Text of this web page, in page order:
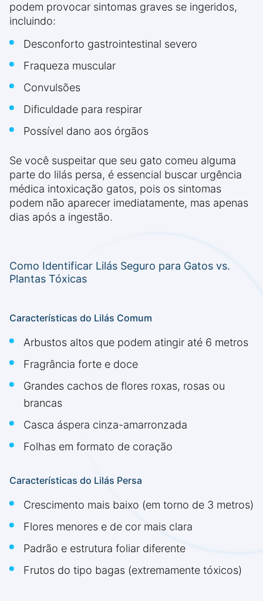
podem provocar sintomas graves se ingeridos,
incluindo:
Desconforto gastrointestinal severo
Fraqueza muscular
Convulsões
Dificuldade para respirar
Possível dano aos órgãos
Se você suspeitar que seu gato comeu alguma
parte do lilás persa, é essencial buscar urgência
médica intoxicação gatos, pois os sintomas
podem não aparecer imediatamente, mas apenas
dias após a ingestão.
Como Identificar Lilás Seguro para Gatos vs.
Plantas Tóxicas
Características do Lilás Comum
Arbustos altos que podem atingir até 6 metros
Fragrância forte e doce
Grandes cachos de flores roxas, rosas ou
brancas
Casca áspera cinza-amarronzada
Folhas em formato de coração
Características do Lilás Persa
Crescimento mais baixo (em torno de 3 metros)
Flores menores e de cor mais clara
Padrão e estrutura foliar diferente
Frutos do tipo bagas (extremamente tóxicos)